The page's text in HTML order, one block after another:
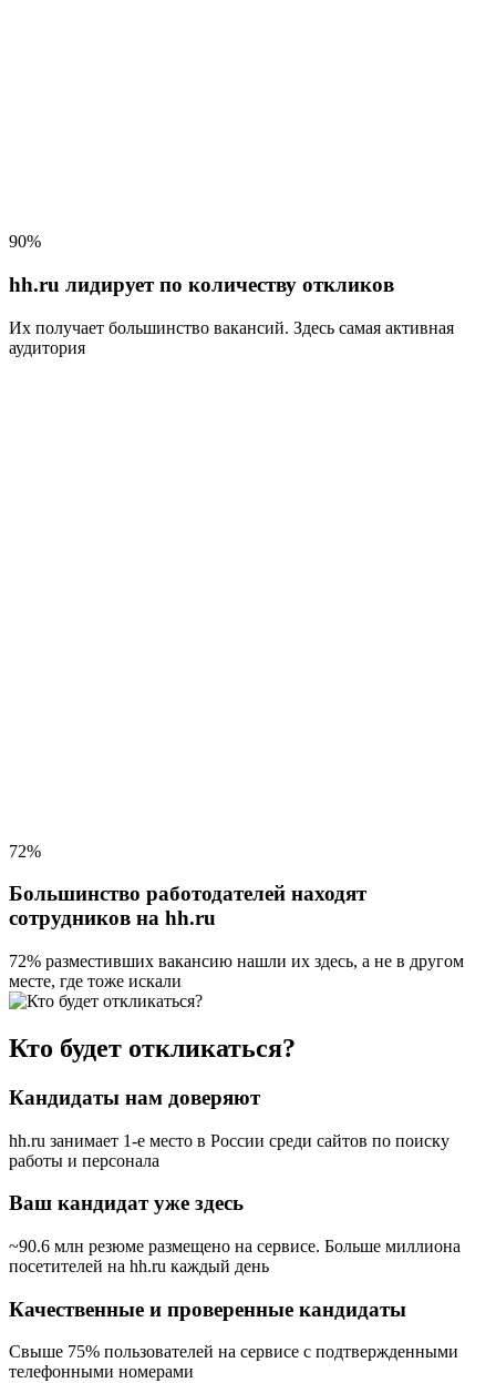
90%
hh.ru лидирует по количеству откликов
Их получает большинство вакансий. Здесь самая активная
аудитория
72%
Большинство работодателей находят
сотрудников на hh.ru
72% разместивших вакансию нашли их здесь, а не в другом
месте, где тоже искали
Кто будет откликаться?
Кандидаты нам доверяют
hh.ru занимает 1-е место в России среди сайтов по поиску
работы и персонала
Ваш кандидат уже здесь
~90.6 млн резюме размещено на сервисе. Больше миллиона
посетителей на hh.ru каждый день
Качественные и проверенные кандидаты
Свыше 75% пользователей на сервисе с подтвержденными
телефонными номерами